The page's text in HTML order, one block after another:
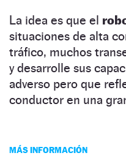
La idea es que el
situaciones de alta
tráfico, muchos
y desarrolle sus
adverso pero que
conductor en una
MÁS INFORMACIÓN